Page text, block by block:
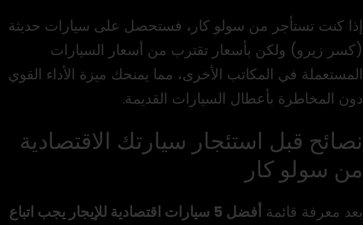
إذا كنت تستأجر من سولو كار، فستحصل على سيارات حديثة
(كسر زيرو) ولكن بأسعار تقترب من أسعار السيارات
المستعملة في المكاتب الأخرى، مما يمنحك ميزة الأداء القوي
دون المخاطرة بأعطال السيارات القديمة.
نصائح قبل استئجار سيارتك الاقتصادية
من سولو كار
بعد معرفة قائمة أفضل 5 سيارات اقتصادية
للإيجار يجب اتباع